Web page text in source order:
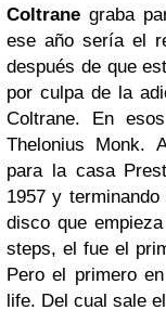
Coltrane graba
ese año sería el
después de que
por culpa de la
Coltrane. En
Thelonius Monk.
para la casa
1957 y
disco que
steps, el fue el
Pero el primero
life. Del cual sale